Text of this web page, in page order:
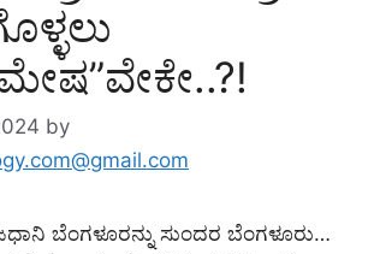
by
ಬೆಂಗಳೂರನ್ನು ಸುಂದರ ಬೆಂಗಳೂರು…